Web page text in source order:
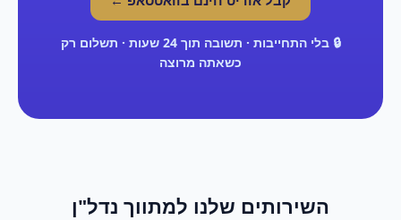
🔒 בלי התחייבות · תשובה תוך 24 שעות · תשלום רק
כשאתה מרוצה
השירותים שלנו למתווך נדל"ן